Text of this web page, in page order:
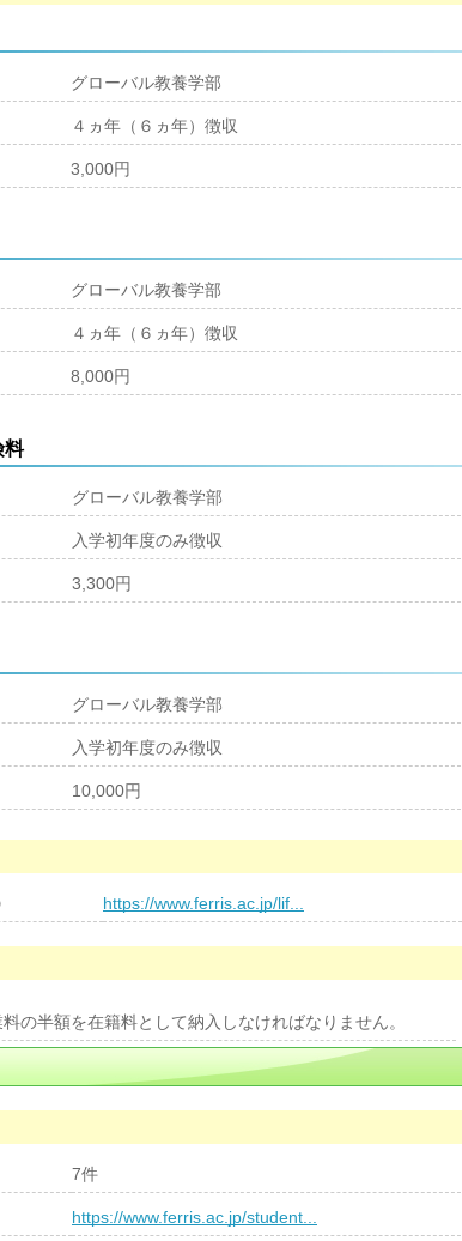
グローバル教養学部
４ヵ年（６ヵ年）徴収
3,000円
グローバル教養学部
４ヵ年（６ヵ年）徴収
8,000円
料
グローバル教養学部
入学初年度のみ徴収
3,300円
グローバル教養学部
入学初年度のみ徴収
10,000円
https://www.ferris.ac.jp/lif...
の半額を在籍料として納入しなければなりません。
7件
https://www.ferris.ac.jp/student...